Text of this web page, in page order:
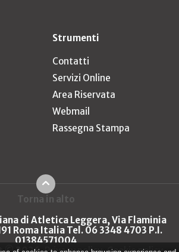
Strumenti
Contatti
Servizi Online
Area Riservata
Webmail
Rassegna Stampa
Torna in alto
di Atletica Leggera, Via Flaminia
Roma Italia Tel. 06 3348 4703 P.I.
01384571004